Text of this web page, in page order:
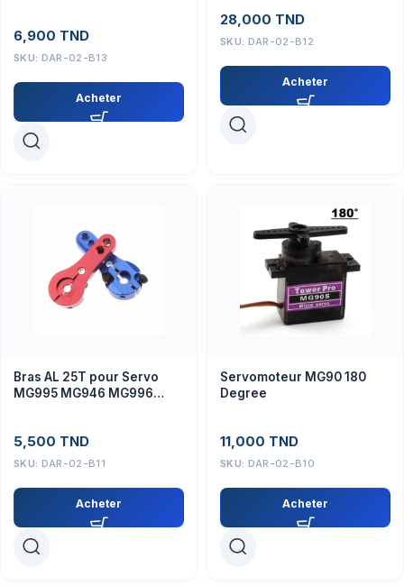
6,900 TND
SKU: DAR-02-B13
Acheter
28,000 TND
SKU: DAR-02-B12
Acheter
Bras AL 25T pour Servo
MG995 MG946 MG996
5,500 TND
SKU: DAR-02-B11
Acheter
Servomoteur MG90 180
Degree
11,000 TND
SKU: DAR-02-B10
Acheter